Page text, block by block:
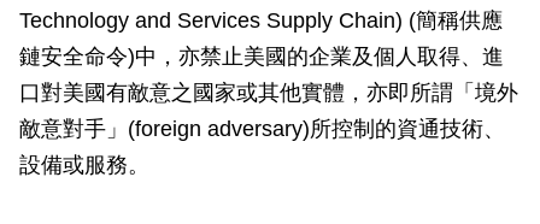
Technology and Services Supply Chain) (簡稱供應
鏈安全命令)中，亦禁止美國的企業及個人取得、進
口對美國有敵意之國家或其他實體，亦即所謂「境外
敵意對手」(foreign adversary)所控制的資通技術、
設備或服務。